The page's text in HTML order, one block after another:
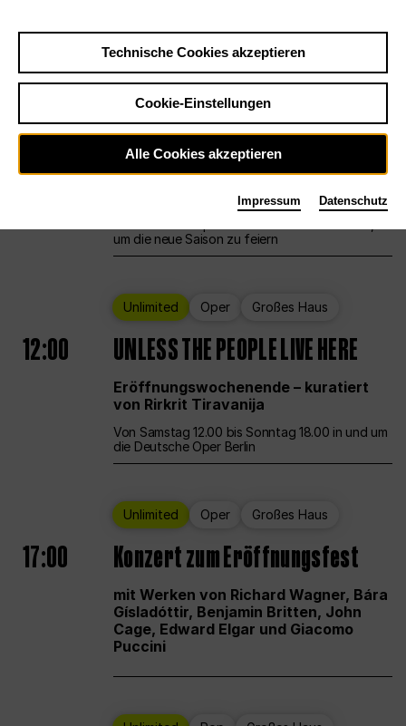
Sa29.8.
Großes Haus
12:00 Eröffnungswochenende
um die neue Saison zu feiern
Unlimited Oper Großes Haus
12:00 UNLESS THE PEOPLE LIVE HERE
Eröffnungswochenende – kuratiert
von Rirkrit Tiravanija
Von Samstag 12.00 bis Sonntag 18.00 in und um
die Deutsche Oper Berlin
Unlimited Oper Großes Haus
17:00 Konzert zum Eröffnungsfest
mit Werken von Richard Wagner, Bára
Gísladóttir, Benjamin Britten, John
Cage, Edward Elgar und Giacomo
Puccini
Technische Cookies akzeptieren
Cookie-Einstellungen
Alle Cookies akzeptieren
Impressum Datenschutz